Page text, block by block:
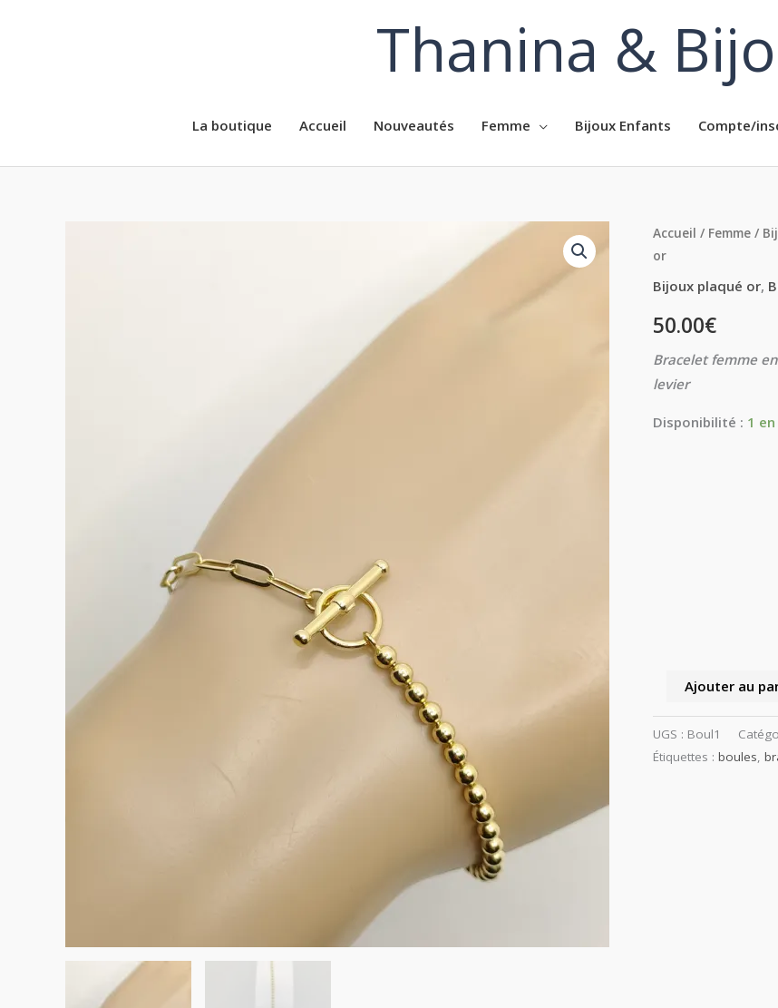
Thanina &
La boutique Accueil Nouveautés Femme Bijoux Enfants Compte/
Accueil / Femme /
or
Bijoux plaqué or,
50.00€
Bracelet femme
levier
Disponibilité : 1
quantité
de
Bracelet
en
argent
plaqué
Ajouter au
UGS : Boul1
Étiquettes : boules